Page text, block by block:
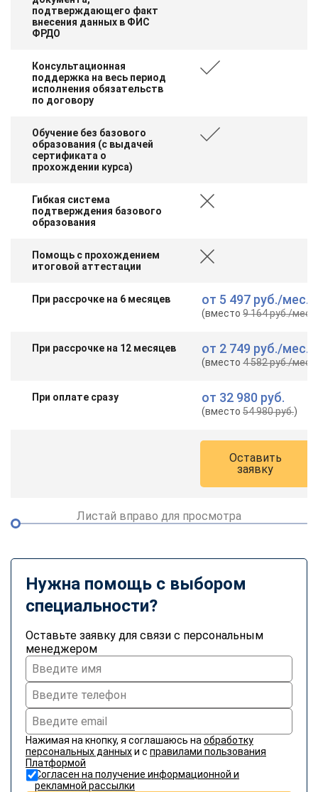
подтверждающего факт
внесения данных в ФИС
ФРДО
Консультационная
поддержка на весь период
исполнения обязательств
по договору
Обучение без базового
образования (с выдачей
сертификата о
прохождении курса)
Гибкая система
подтверждения базового
образования
Помощь с прохождением
итоговой аттестации
При рассрочке на 6 месяцев от 5 497 руб./мес.
(вместо9 164 руб./мес.
При рассрочке на 12 месяцев от 2 749 руб./мес.
(вместо4 582 руб./мес.
При оплате сразу от 32 980 руб.
(вместо54 980 руб.)
Оставить
заявку
Листай вправо для просмотра
Нужна помощь с выбором
специальности?
Оставьте заявку для связи с персональным
менеджером
Нажимая на кнопку, я соглашаюсь на обработку
персональных данныхи с правилами пользования
Платформой
Согласен на получение информационной и
рекламной рассылки